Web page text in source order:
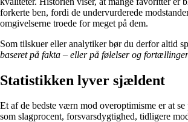
forkerte ben, fordi de undervurderede
omgivelserne troede for meget på dem.
Som tilskuer eller analytiker bør du derfor altid
baseret på fakta – eller på følelser og
Statistikken lyver sjældent
Et af de bedste værn mod overoptimisme er at
som slagprocent, forsvarsdygtighed, tidligere